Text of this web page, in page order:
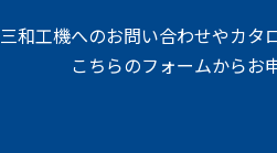
三和工機へのお問い合わせやカタ
こちらのフォームからお